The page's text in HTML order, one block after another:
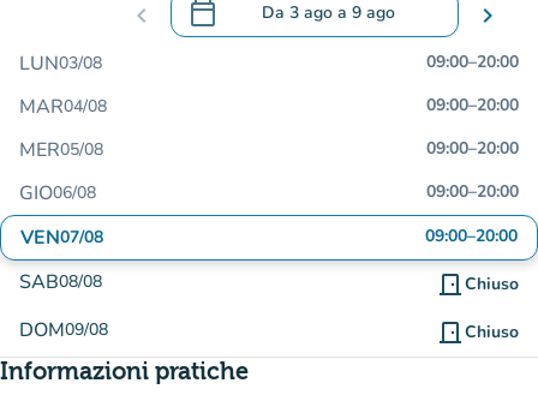
chevron_left calendar_today Da 3 ago a 9 ago
.Aprire il calendario per modificare le
chevron_right
LUN03/08 09:00–20:00
MAR04/08 09:00–20:00
MER05/08 09:00–20:00
GIO06/08 09:00–20:00
VEN07/08 09:00–20:00
SAB08/08 door_front Chiuso
DOM09/08 door_front Chiuso
Informazioni pratiche